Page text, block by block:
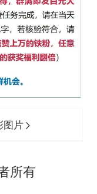
图片
所有